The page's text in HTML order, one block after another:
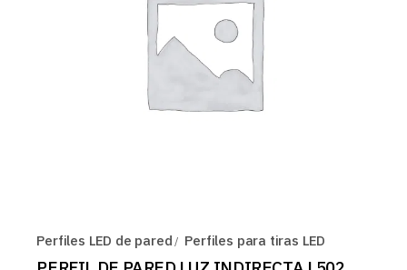
Perfiles LED de pared Perfiles para tiras LED